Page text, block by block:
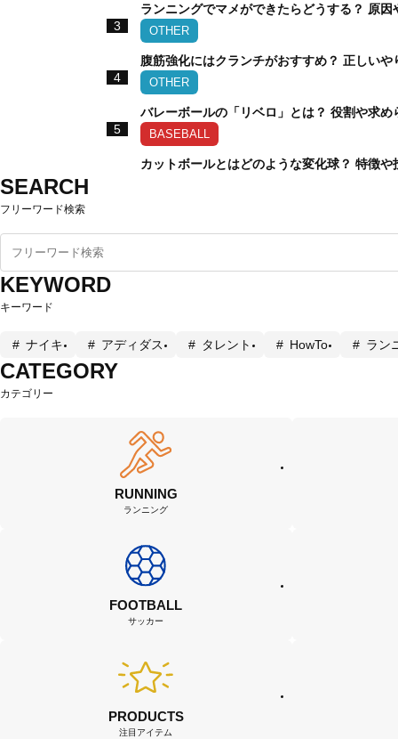
ランニングでマメができたらどうする？ 原
3
OTHER
腹筋強化にはクランチがおすすめ？ 正しいや
4
OTHER
バレーボールの「リベロ」とは？ 役割や求め
5
BASEBALL
カットボールとはどのような変化球？ 特徴
SEARCH
フリーワード検索
KEYWORD
キーワード
ナイキ アディダス タレント HowTo ラン
CATEGORY
カテゴリー
RUNNING
ランニング
FOOTBALL
サッカー
PRODUCTS
注目アイテム